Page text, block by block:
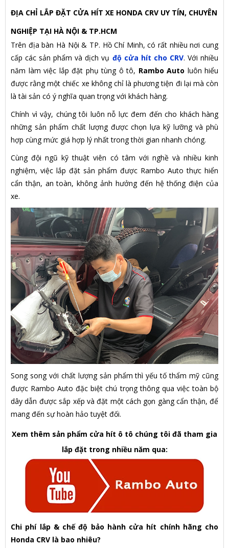
ĐỊA CHỈ LẮP ĐẶT CỬA HÍT XE HONDA CRV UY TÍN, CHUYÊN
NGHIỆP TẠI HÀ NỘI & TP.HCM
Trên địa bàn Hà Nội & TP. Hồ Chí Minh, có rất nhiều nơi cung
cấp các sản phẩm và dịch vụ độ cửa hít cho CRV. Với nhiều
năm làm việc lắp đặt phụ tùng ô tô, Rambo Auto luôn hiểu
được rằng một chiếc xe không chỉ là phương tiện đi lại mà còn
là tài sản có ý nghĩa quan trọng với khách hàng.
Chính vì vậy, chúng tôi luôn nỗ lực đem đến cho khách hàng
những sản phẩm chất lượng được chọn lựa kỹ lưỡng và phù
hợp cùng mức giá hợp lý nhất trong thời gian nhanh chóng.
Cùng đội ngũ kỹ thuật viên có tâm với nghề và nhiều kinh
nghiệm, việc lắp đặt sản phẩm được Rambo Auto thực hiển
cẩn thận, an toàn, không ảnh hưởng đến hệ thống điện của
xe.
Song song với chất lượng sản phẩm thì yếu tố thẩm mỹ cũng
được Rambo Auto đặc biệt chú trọng thông qua việc toàn bộ
dây dẫn được sắp xếp và đặt một cách gọn gàng cẩn thận, để
mang đến sự hoàn hảo tuyệt đối.
Xem thêm sản phẩm cửa hít ô tô chúng tôi đã tham gia
lắp đặt trong nhiều năm qua:
Chi phí lắp & chế độ bảo hành cửa hít chính hãng cho
Honda CRV là bao nhiêu?